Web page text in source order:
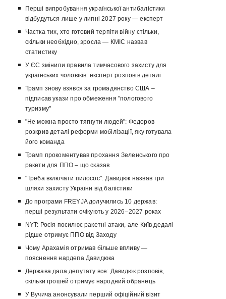
Перші випробування української антибалістики
відбудуться лише у липні 2027 року — експерт
Частка тих, хто готовий терпіти війну стільки,
скільки необхідно, зросла — КМІС назвав
статистику
У ЄС змінили правила тимчасового захисту для
українських чоловіків: експерт розповів деталі
Трамп знову взявся за громадянство США –
підписав укази про обмеження "пологового
туризму"
"Не можна просто тягнути людей": Федоров
розкрив деталі реформи мобілізації, яку готувала
його команда
Трамп прокоментував прохання Зеленського про
ракети для ППО – що сказав
"Треба включати пилосос": Давидюк назвав три
шляхи захисту України від балістики
До програми FREYJA долучились 10 держав:
перші результати очікують у 2026–2027 роках
NYT: Росія посилює ракетні атаки, але Київ дедалі
рідше отримує ППО від Заходу
Чому Арахамія отримав більше впливу —
пояснення нардепа Давидюка
Держава дала депутату все: Давидюк розповів,
скільки грошей отримує народний обранець
У Вучича анонсували перший офіційний візит